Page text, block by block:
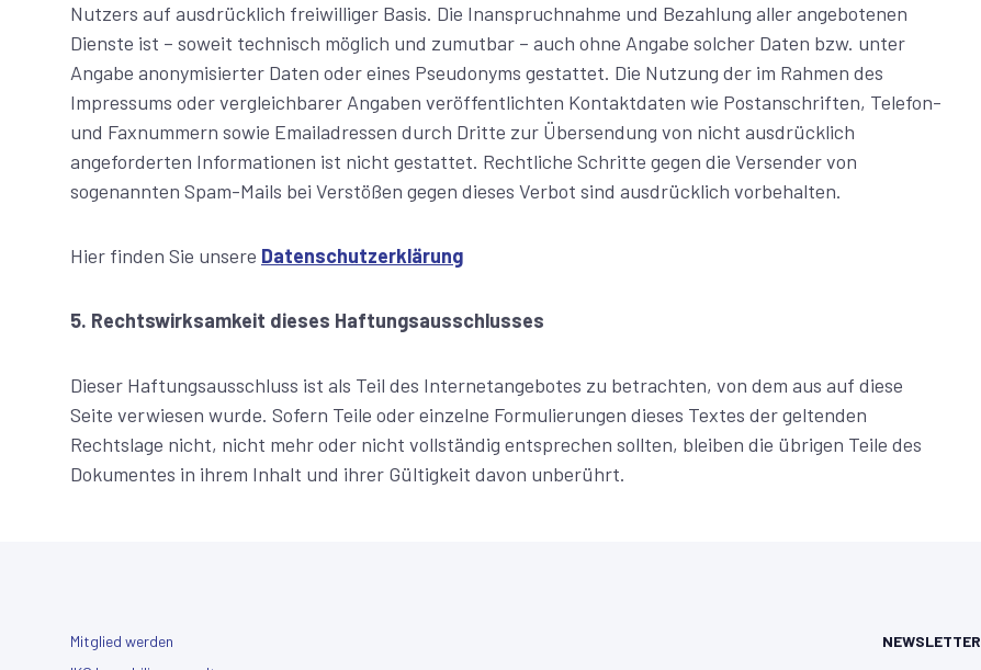
Nutzers auf ausdrücklich freiwilliger Basis. Die Inanspruchnahme und Bezahlung aller angebotenen
Dienste ist – soweit technisch möglich und zumutbar – auch ohne Angabe solcher Daten bzw. unter
Angabe anonymisierter Daten oder eines Pseudonyms gestattet. Die Nutzung der im Rahmen des
Impressums oder vergleichbarer Angaben veröffentlichten Kontaktdaten wie Postanschriften, Telefon-
und Faxnummern sowie Emailadressen durch Dritte zur Übersendung von nicht ausdrücklich
angeforderten Informationen ist nicht gestattet. Rechtliche Schritte gegen die Versender von
sogenannten Spam-Mails bei Verstößen gegen dieses Verbot sind ausdrücklich vorbehalten.
Hier finden Sie unsere Datenschutzerklärung
5. Rechtswirksamkeit dieses Haftungsausschlusses
Dieser Haftungsausschluss ist als Teil des Internetangebotes zu betrachten, von dem aus auf diese
Seite verwiesen wurde. Sofern Teile oder einzelne Formulierungen dieses Textes der geltenden
Rechtslage nicht, nicht mehr oder nicht vollständig entsprechen sollten, bleiben die übrigen Teile des
Dokumentes in ihrem Inhalt und ihrer Gültigkeit davon unberührt.
Mitglied werden
NEWSLETTER